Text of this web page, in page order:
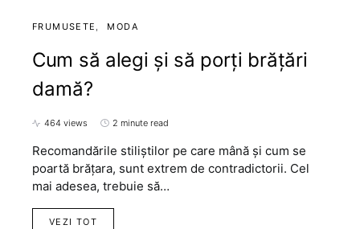
FRUMUSETE MODA
Cum să alegi și să porți brățări
damă?
464 views 2 minute read
Recomandările stiliştilor pe care mână și cum se
poartă brățara, sunt extrem de contradictorii. Cel
mai adesea, trebuie să…
VEZI TOT